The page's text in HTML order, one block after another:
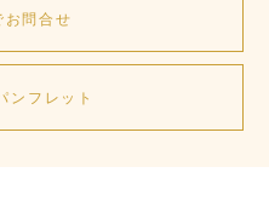
お問合せ
ンフレット